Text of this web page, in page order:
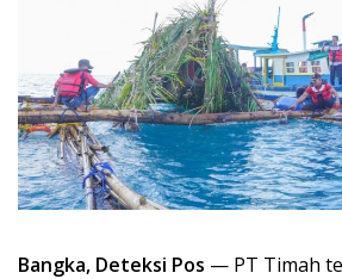
Bangka, Deteksi Pos — PT Timah